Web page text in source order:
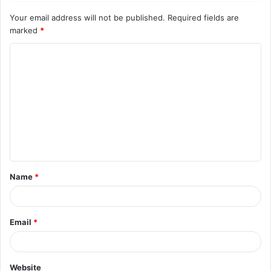
Your email address will not be published. Required fields are
marked *
t
*
Name *
Email *
Website